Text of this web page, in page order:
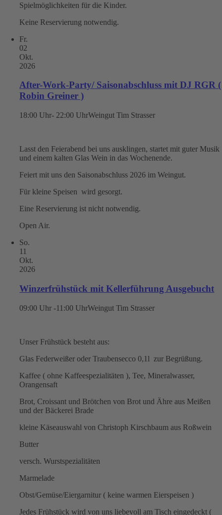
Spielmöglichkeiten für die Kinder.
Keine Reservierung notwendig.
Fr.
02
Okt.
2026
After-Work-Party/ Saisonabschluss mit DJ RGR (
Robin Greiner )
18:00 Uhr- 22:00 UhrWeingut Tim Strasser
Lasst den Feierabend bei uns ausklingen, startet mit guter Musik
und einem kalten Glas Wein in das Wochenende.
Feiert mit uns den Saisonabschluss 2026 im Weingut.
Für kleine Speisen wird gesorgt.
Eine Reservierung ist nicht notwendig.
Open Air.
So.
11
Okt.
2026
Winzerfrühstück mit Kellerführung Ausgebucht
09:00 Uhr -11:00 UhrWeingut Tim Strasser
Unser Frühstück besteht aus:
Glas Federweißer oder Traubensecco 0,1l zur Begrüßung.
Kaffee ( ohne Kaffeespezialitäten ), Tee, Mineralwasser,
Orangensaft
Brot, Croissant und Brötchen von Brot und Ähre aus Meißen
und der Bäckerei Brade
kleine Käseauswahl von Christoph Kirschbaum aus Roßwein
Butter
versch. Wurstspezialitäten
Marmelade
Obst/Gemüse/Eiergarnitur ( keine warmen Eierspeisen )
Jedes Frühstück wird von uns liebevoll am Tisch eingedeckt (